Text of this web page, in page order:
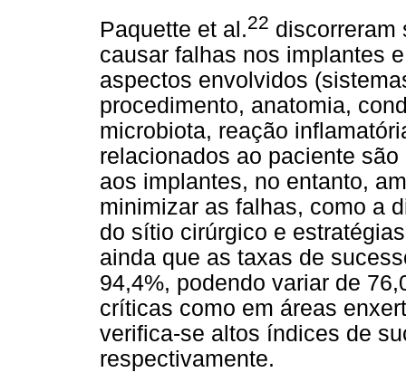
Paquette et al.22 discorreram
causar falhas nos implantes
aspectos envolvidos
procedimento, anatomia,
microbiota, reação
relacionados ao paciente
aos implantes, no entanto,
minimizar as falhas, como a
do sítio cirúrgico e
ainda que as taxas de
94,4%, podendo variar de
críticas como em áreas
verifica-se altos índices de
respectivamente.